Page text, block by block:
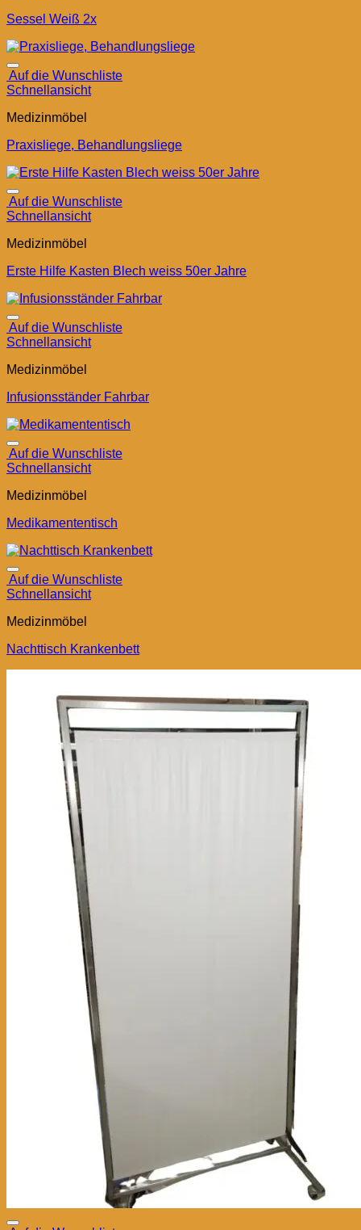
Sessel Weiß 2x
Auf die Wunschliste
Schnellansicht
Medizinmöbel
Praxisliege, Behandlungsliege
Auf die Wunschliste
Schnellansicht
Medizinmöbel
Erste Hilfe Kasten Blech weiss 50er Jahre
Auf die Wunschliste
Schnellansicht
Medizinmöbel
Infusionsständer Fahrbar
Auf die Wunschliste
Schnellansicht
Medizinmöbel
Medikamententisch
Auf die Wunschliste
Schnellansicht
Medizinmöbel
Nachttisch Krankenbett